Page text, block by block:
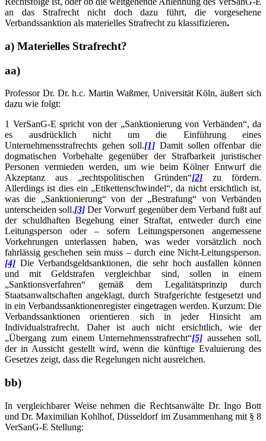
an das Strafrecht nicht doch dazu führt, die vorgesehene
Verbandssanktion als materielles Strafrecht zu klassifizieren.
a) Materielles Strafrecht?
aa)
Professor Dr. Dr. h.c. Martin Waßmer, Universität Köln, äußert sich
dazu wie folgt:
1 VerSanG-E spricht von der „Sanktionierung von Verbänden“, da
es ausdrücklich nicht um die Einführung eines
Unternehmensstrafrechts gehen soll.[1] Damit sollen offenbar die
dogmatischen Vorbehalte gegenüber der Strafbarkeit juristischer
Personen vermieden werden, um wie beim Kölner Entwurf die
Akzeptanz aus „rechtspolitischen Gründen“[2] zu fördern.
Allerdings ist dies ein „Etikettenschwindel“, da nicht ersichtlich ist,
was die „Sanktionierung“ von der „Bestrafung“ von Verbänden
unterscheiden soll.[3] Der Vorwurf gegenüber dem Verband fußt auf
der schuldhaften Begehung einer Straftat, entweder durch eine
Leitungsperson oder – sofern Leitungspersonen angemessene
Vorkehrungen unterlassen haben, was weder vorsätzlich noch
fahrlässig geschehen sein muss – durch eine Nicht-Leitungsperson.
[4] Die Verbandsgeldsanktionen, die sehr hoch ausfallen können
und mit Geldstrafen vergleichbar sind, sollen in einem
„Sanktionsverfahren“ gemäß dem Legalitätsprinzip durch
Staatsanwaltschaften angeklagt, durch Strafgerichte festgesetzt und
in ein Verbandssanktionenregister eingetragen werden. Kurzum: Die
Verbandssanktionen orientieren sich in jeder Hinsicht am
Individualstrafrecht. Daher ist auch nicht ersichtlich, wie der
„Übergang zum einem Unternehmensstrafrecht“[5] aussehen soll,
der in Aussicht gestellt wird, wenn die künftige Evaluierung des
Gesetzes zeigt, dass die Regelungen nicht ausreichen.
bb)
In vergleichbarer Weise nehmen die Rechtsanwälte Dr. Ingo Bott
und Dr. Maximilian Kohlhof, Düsseldorf im Zusammenhang mit § 8
VerSanG-E Stellung: